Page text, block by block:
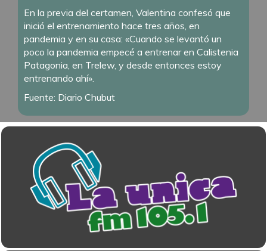
En la previa del certamen, Valentina confesó que
inició el entrenamiento hace tres años, en
pandemia y en su casa: «Cuando se levantó un
poco la pandemia empecé a entrenar en Calistenia
Patagonia, en Trelew, y desde entonces estoy
entrenando ahí».
Fuente: Diario Chubut